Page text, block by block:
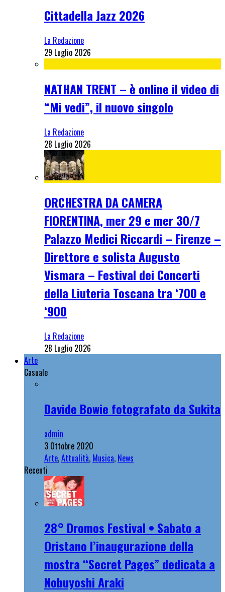
Cittadella Jazz 2026
La Redazione
29 Luglio 2026
NATHAN TRENT – è online il video di
“Mi vedi”, il nuovo singolo
La Redazione
28 Luglio 2026
ORCHESTRA DA CAMERA
FIORENTINA, mer 29 e mer 30/7
Palazzo Medici Riccardi – Firenze –
Direttore e solista Augusto
Vismara – Festival dei Concerti
della Liuteria Toscana tra ‘700 e
‘900
La Redazione
28 Luglio 2026
Arte
Casuale
Davide Bowie fotografato da Sukita
admin
3 Ottobre 2020
Arte,Attualità, Musica, News
Recenti
28° Dromos Festival • Sabato a
Oristano l’inaugurazione della
mostra “Secret Pages” dedicata a
Nobuyoshi Araki